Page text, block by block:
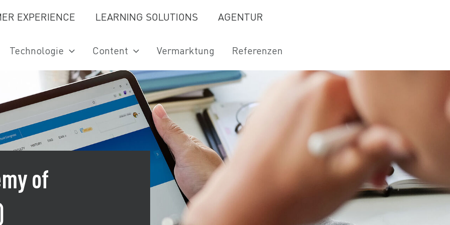
EXPERIENCE LEARNING SOLUTIONS AGENTUR
Technologie Content Vermarktung Referenzen
of